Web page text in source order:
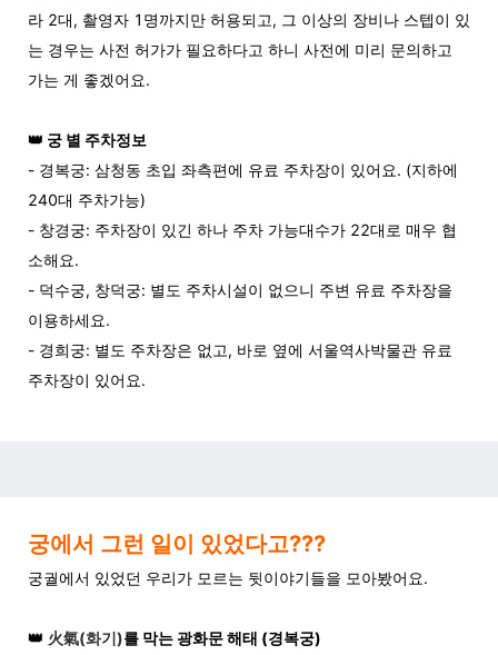
라 2대, 촬영자 1명까지만 허용되고, 그 이상의 장비나 스텝이 있
는 경우는 사전 허가가 필요하다고 하니 사전에 미리 문의하고
가는 게 좋겠어요.
👑 궁 별 주차정보
- 경복궁: 삼청동 초입 좌측편에 유료 주차장이 있어요. (지하에
240대 주차가능)
- 창경궁: 주차장이 있긴 하나 주차 가능대수가 22대로 매우 협
소해요.
- 덕수궁, 창덕궁: 별도 주차시설이 없으니 주변 유료 주차장을
이용하세요.
- 경희궁: 별도 주차장은 없고, 바로 옆에 서울역사박물관 유료
주차장이 있어요.
궁에서 그런 일이 있었다고???
궁궐에서 있었던 우리가 모르는 뒷이야기들을 모아봤어요.
👑 火氣(화기)를 막는 광화문 해태 (경복궁)